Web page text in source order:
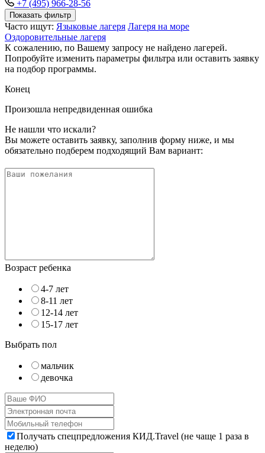
+7 (495) 966-28-56
Показать фильтр
Часто ищут: Языковые лагеря Лагеря на море
Оздоровительные лагеря
К сожалению, по Вашему запросу не найдено лагерей.
Попробуйте изменить параметры фильтра или оставить заявку
на подбор программы.
Конец
Произошла непредвиденная ошибка
Не нашли что искали?
Вы можете оставить заявку, заполнив форму ниже, и мы
обязательно подберем подходящий Вам вариант:
Возраст ребенка
4-7 лет
8-11 лет
12-14 лет
15-17 лет
Выбрать пол
мальчик
девочка
Получать спецпредложения КИД.Travel (не чаще 1 раза в
неделю)